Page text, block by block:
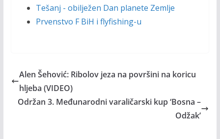
Tešanj - obilježen Dan planete Zemlje
Prvenstvo F BiH i flyfishing-u
Alen Šehović: Ribolov jeza na površini na koricu
hljeba (VIDEO)
Održan 3. Međunarodni varaličarski kup ‘Bosna –
Odžak’